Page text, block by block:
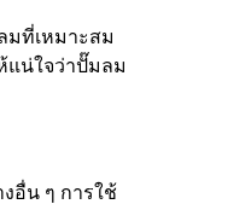
มที่เหมาะสม
แน่ใจว่าปั๊มลม
อื่น ๆ การใช้